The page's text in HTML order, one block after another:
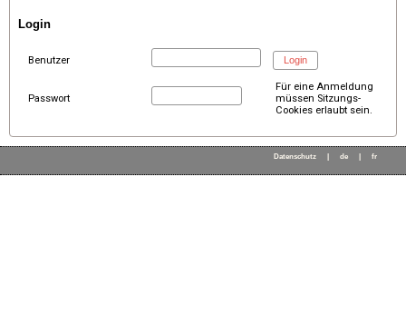
Login
Benutzer
Passwort
Für eine Anmeldung
müssen Sitzungs-
Cookies erlaubt sein.
Datenschutz de fr